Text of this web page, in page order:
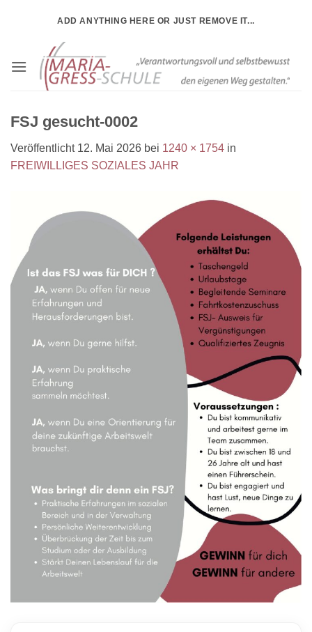
ADD ANYTHING HERE OR JUST REMOVE IT...
FSJ gesucht-0002
Veröffentlicht 12. Mai 2026 bei 1240 × 1754 in
FREIWILLIGES SOZIALES JAHR